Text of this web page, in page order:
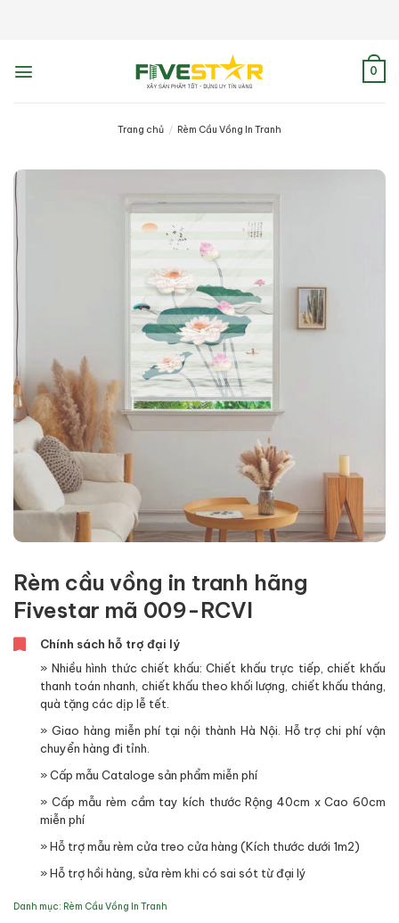
0
Trang chủ / Rèm Cầu Vồng In Tranh
Rèm cầu vồng in tranh hãng
Fivestar mã 009-RCVI
Chính sách hỗ trợ đại lý
» Nhiều hình thức chiết khấu: Chiết khấu trực tiếp, chiết khấu
thanh toán nhanh, chiết khấu theo khối lượng, chiết khấu tháng,
quà tặng các dịp lễ tết.
» Giao hàng miễn phí tại nội thành Hà Nội. Hỗ trợ chi phí vận
chuyển hàng đi tỉnh.
» Cấp mẫu Cataloge sản phẩm miễn phí
» Cấp mẫu rèm cầm tay kích thước Rộng 40cm x Cao 60cm
miễn phí
» Hỗ trợ mẫu rèm cửa treo cửa hàng (Kích thước dưới 1m2)
» Hỗ trợ hồi hàng, sửa rèm khi có sai sót từ đại lý
Danh mục: Rèm Cầu Vồng In Tranh